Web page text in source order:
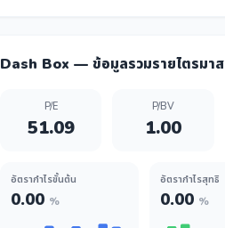
Dash Box — ข้อมูลรวมรายไตรมาส
P/E
51.09
P/BV
1.00
อัตรากำไรขั้นต้น
0.00 %
อัตรากำไรสุทธิ
0.00 %